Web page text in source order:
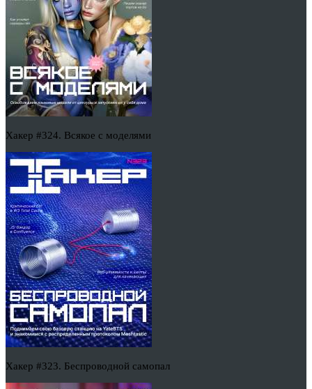
Хакер #324. Всякое с моделями
Хакер #323. Беспроводной самопал